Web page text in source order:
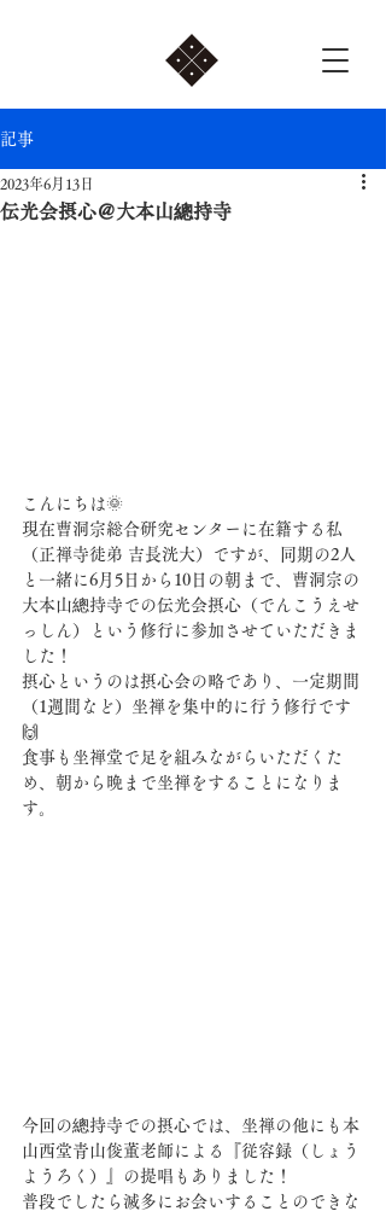
記事
伝光会摂心＠大本山總持寺
2023年6月13日
こんにちは🌞
現在曹洞宗総合研究センターに在籍する私
（正禅寺徒弟 吉長洸大）ですが、同期の2人
と一緒に6月5日から10日の朝まで、曹洞宗の
大本山總持寺での伝光会摂心（でんこうえせ
っしん）という修行に参加させていただきま
した！
摂心というのは摂心会の略であり、一定期間
（1週間など）坐禅を集中的に行う修行です
🙌
食事も坐禅堂で足を組みながらいただくた
め、朝から晩まで坐禅をすることになりま
す。
今回の總持寺での摂心では、坐禅の他にも本
山西堂青山俊董老師による『従容録（しょう
ようろく）』の提唱もありました！
普段でしたら滅多にお会いすることのできな